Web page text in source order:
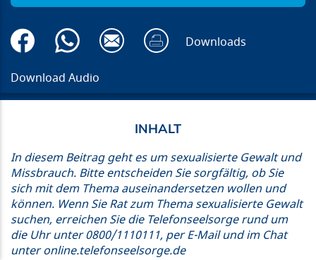
Downloads
Download Audio
In diesem Beitrag geht es um sexualisierte Gewalt und
Missbrauch. Bitte entscheiden Sie sorgfältig, ob Sie
sich mit dem Thema auseinandersetzen wollen und
können. Wenn Sie Rat zum Thema sexualisierte Gewalt
suchen, erreichen Sie die Telefonseelsorge rund um
die Uhr unter 0800/1110111, per E-Mail und im Chat
unter online.telefonseelsorge.de